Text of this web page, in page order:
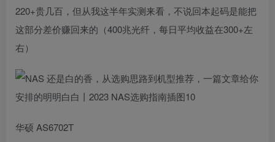
220+贵几百，但从我这半年实测来看，不说回本起码是能把
这部分差价赚回来的（400兆光纤，每日平均收益在300+左
右）
华硕 AS6702T